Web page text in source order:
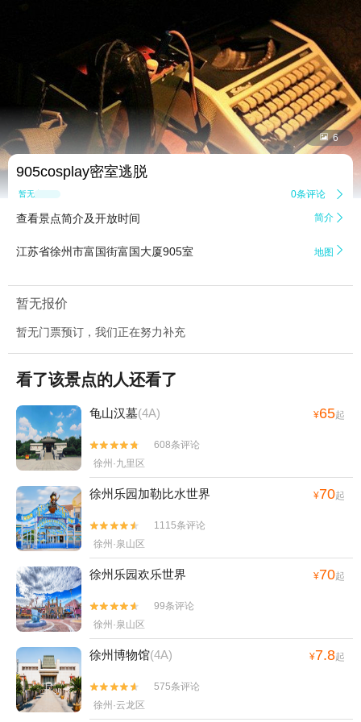
 6
905cosplay密室逃脱
暂无点评 0条评论 
查看景点简介及开放时间 简介 
江苏省徐州市富国街富国大厦905室 地图 
暂无报价
暂无门票预订，我们正在努力补充
看了该景点的人还看了
龟山汉墓(4A) ¥65起


608条评论
徐州·九里区
徐州乐园加勒比水世界 ¥70起


1115条评论
徐州·泉山区
徐州乐园欢乐世界 ¥70起


99条评论
徐州·泉山区
徐州博物馆(4A) ¥7.8起


575条评论
徐州·云龙区